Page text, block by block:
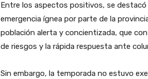
Entre los aspectos positivos, se
emergencia ígnea por parte de la
población alerta y concientizada, que
de riesgos y la rápida respuesta ante
Sin embargo, la temporada no estuvo